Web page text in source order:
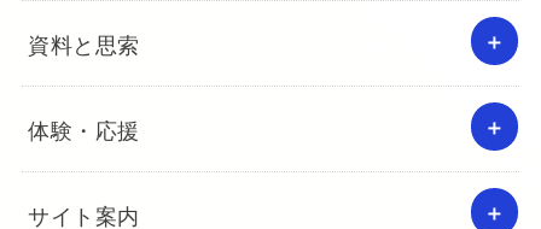
資料と思索
体験・応援
サイト案内